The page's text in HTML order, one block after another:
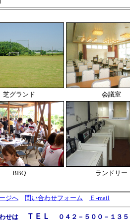
芝グランド 会議室
BBQ ランドリー
ジへ 問い合わせフォーム Ｅ-mail
せは ＴＥＬ ０４２－５００－１３